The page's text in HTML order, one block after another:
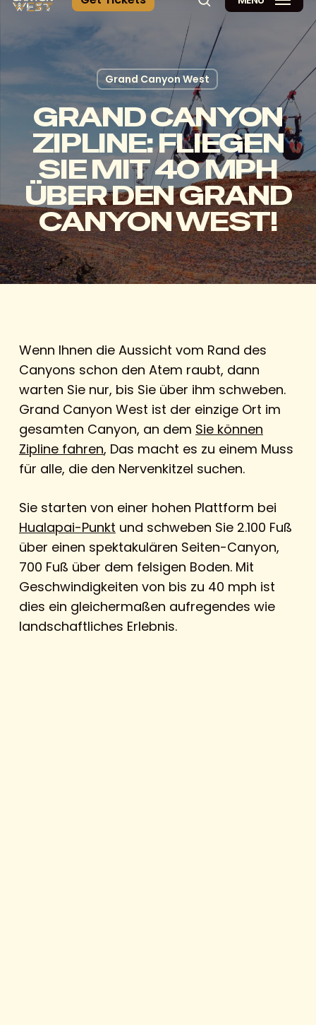
Suche
Grand Canyon West
GRAND CANYON
ZIPLINE: FLIEGEN
SIE MIT 40 MPH
ÜBER DEN GRAND
CANYON WEST!
Wenn Ihnen die Aussicht vom Rand des
Canyons schon den Atem raubt, dann
warten Sie nur, bis Sie über ihm schweben.
Grand Canyon West ist der einzige Ort im
gesamten Canyon, an dem Sie können
Zipline fahren, Das macht es zu einem Muss
für alle, die den Nervenkitzel suchen.
Sie starten von einer hohen Plattform bei
Hualapai-Punkt und schweben Sie 2.100 Fuß
über einen spektakulären Seiten-Canyon,
700 Fuß über dem felsigen Boden. Mit
Geschwindigkeiten von bis zu 40 mph ist
dies ein gleichermaßen aufregendes wie
landschaftliches Erlebnis.